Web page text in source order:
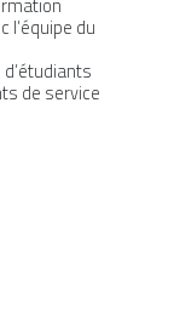
l’équipe du
de service